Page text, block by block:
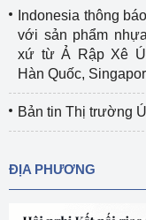
Indonesia thông
với sản phẩm
xứ từ Ả Rập Xê
Hàn Quốc,
Bản tin Thị trường
ĐỊA PHƯƠNG